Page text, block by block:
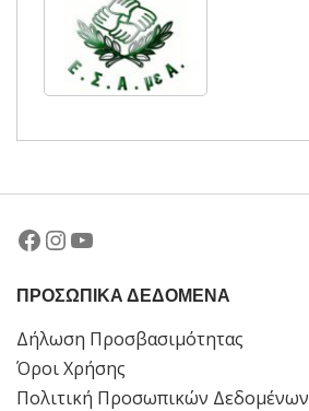
Facebook
Instagram
YouTube
ΠΡΟΣΩΠΙΚΑ ΔΕΔΟΜΕΝΑ
Δήλωση Προσβασιμότητας
Όροι Χρήσης
Πολιτική Προσωπικών Δεδομένων